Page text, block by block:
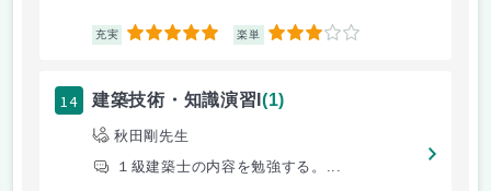
充実 5 楽単 3
14 建築技術・知識演習I (1)
秋田剛先生
１級建築士の内容を勉強する。...